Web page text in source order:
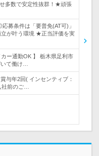
多数で安定性抜群！★頑張
募条件は「要普免(AT可)」
が叶う環境 ★正当評価を実
ー通勤OK 】 栃木県足利市
て働け…
与年2回( インセンティブ：
前のご…